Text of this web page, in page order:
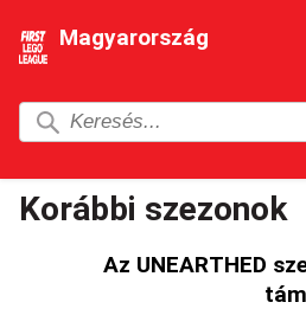
Magyarország
Korábbi szezonok
Az UNEARTHED